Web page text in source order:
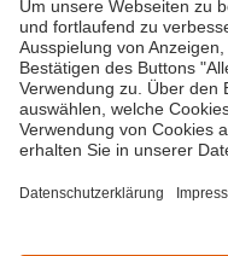
Informationen
Sortiment
Inspirationen